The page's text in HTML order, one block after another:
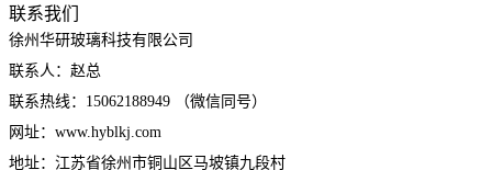
联系我们
徐州华研玻璃科技有限公司
联系人：赵总
联系热线：15062188949 （微信同号）
网址：www.hyblkj.com
地址：江苏省徐州市铜山区马坡镇九段村